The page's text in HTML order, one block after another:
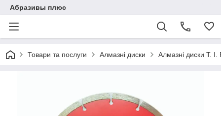
Абразивы плюс
Товари та послуги Алмазні диски Алмазні диски T. I.